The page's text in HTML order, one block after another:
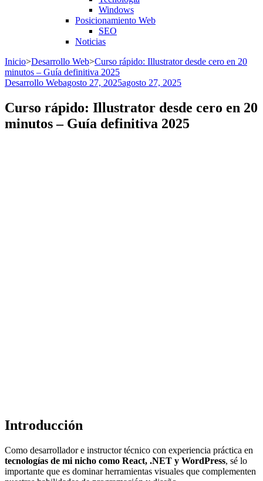
Windows
Posicionamiento Web
SEO
Noticias
Inicio>Desarrollo Web>Curso rápido: Illustrator desde cero en 20
minutos – Guía definitiva 2025
Desarrollo Webagosto 27, 2025agosto 27, 2025
Curso rápido: Illustrator desde cero en 20
minutos – Guía definitiva 2025
Introducción
Como desarrollador e instructor técnico con experiencia práctica en
tecnologías de mi nicho como React, .NET y WordPress, sé lo
importante que es dominar herramientas visuales que complementen